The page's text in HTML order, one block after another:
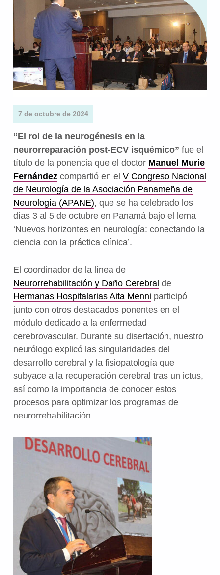
7 de octubre de 2024
“El rol de la neurogénesis en la
neurorreparación post-ECV isquémico” fue el
título de la ponencia que el doctor Manuel Murie
Fernándezcompartió en el V Congreso Nacional
de Neurología de la Asociación Panameña de
Neurología (APANE), que se ha celebrado los
días 3 al 5 de octubre en Panamá bajo el lema
‘Nuevos horizontes en neurología: conectando la
ciencia con la práctica clínica’.
El coordinador de la línea de
Neurorrehabilitación y Daño Cerebral de
Hermanas Hospitalarias Aita Menni participó
junto con otros destacados ponentes en el
módulo dedicado a la enfermedad
cerebrovascular. Durante su disertación, nuestro
neurólogo explicó las singularidades del
desarrollo cerebral y la fisiopatología que
subyace a la recuperación cerebral tras un ictus,
así como la importancia de conocer estos
procesos para optimizar los programas de
neurorrehabilitación.